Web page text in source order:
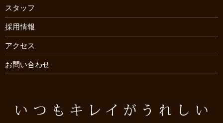
スタッフ
採用情報
アクセス
お問い合わせ